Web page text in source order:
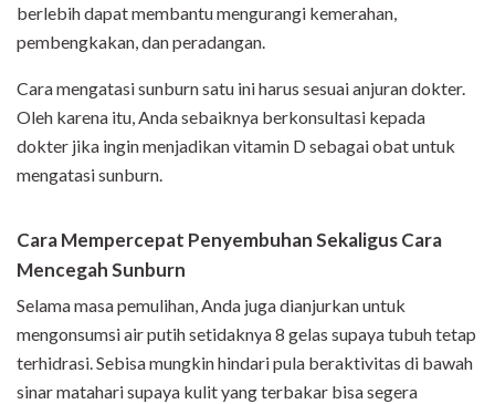
berlebih dapat membantu mengurangi kemerahan,
pembengkakan, dan peradangan.
Cara mengatasi sunburn satu ini harus sesuai anjuran dokter.
Oleh karena itu, Anda sebaiknya berkonsultasi kepada
dokter jika ingin menjadikan vitamin D sebagai obat untuk
mengatasi sunburn.
Cara Mempercepat Penyembuhan Sekaligus Cara
Mencegah Sunburn
Selama masa pemulihan, Anda juga dianjurkan untuk
mengonsumsi air putih setidaknya 8 gelas supaya tubuh tetap
terhidrasi. Sebisa mungkin hindari pula beraktivitas di bawah
sinar matahari supaya kulit yang terbakar bisa segera